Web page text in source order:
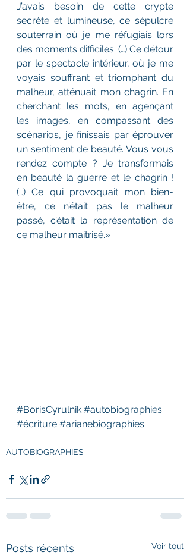
J’avais besoin de cette crypte
secrète et lumineuse, ce sépulcre
souterrain où je me réfugiais lors
des moments difficiles. (…) Ce détour
par le spectacle intérieur, où je me
voyais souffrant et triomphant du
malheur, atténuait mon chagrin. En
cherchant les mots, en agençant
les images, en compassant des
scénarios, je finissais par éprouver
un sentiment de beauté. Vous vous
rendez compte ? Je transformais
en beauté la guerre et le chagrin !
(…) Ce qui provoquait mon bien-
être, ce n’était pas le malheur
passé, c’était la représentation de
ce malheur maitrisé.»
#BorisCyrulnik #autobiographies
#écriture #arianebiographies
AUTOBIOGRAPHIES
Posts récents Voir tout